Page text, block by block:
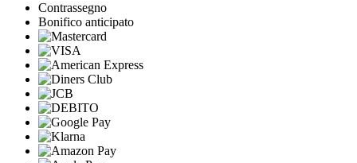
Contrassegno
Bonifico anticipato